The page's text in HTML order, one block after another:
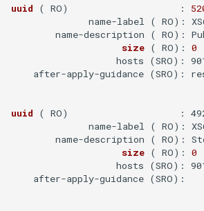
uuid ( RO)
                    :
name-label ( RO):
name-description ( RO):
size ( RO) : 0
hosts (SRO):
after-apply-guidance (SRO):
uuid ( RO)
:
name-label ( RO):
name-description ( RO):
size ( RO) : 0
hosts (SRO):
    after-apply-guidance (SRO):